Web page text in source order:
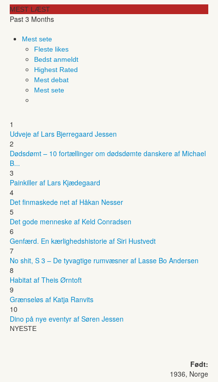
MEST LÆST
Past 3 Months
Mest sete
Fleste likes
Bedst anmeldt
Highest Rated
Mest debat
Mest sete
1
Udveje af Lars Bjerregaard Jessen
2
Dødsdømt – 10 fortællinger om dødsdømte danskere af Michael
B...
3
Painkiller af Lars Kjædegaard
4
Det finmaskede net af Håkan Nesser
5
Det gode menneske af Keld Conradsen
6
Genfærd. En kærlighedshistorie af Siri Hustvedt
7
No shit, S 3 – De tyvagtige rumvæsner af Lasse Bo Andersen
8
Habitat af Theis Ørntoft
9
Grænseløs af Katja Ranvits
10
Dino på nye eventyr af Søren Jessen
NYESTE
Født:
1936, Norge